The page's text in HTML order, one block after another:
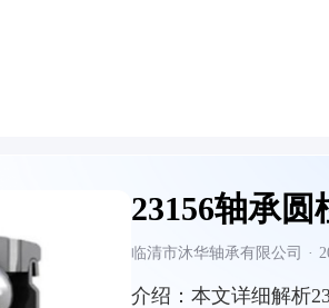
23156轴承圆
临清市沐华轴承有限公司 ·
介绍： 本文详细解析